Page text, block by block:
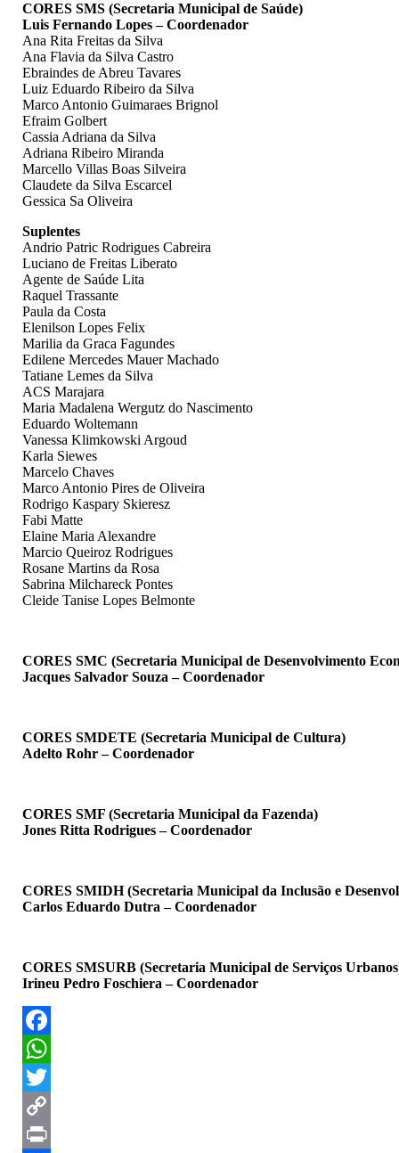
CORES SMS (Secretaria Municipal de Saúde)
Luis Fernando Lopes – Coordenador
Ana Rita Freitas da Silva
Ana Flavia da Silva Castro
Ebraindes de Abreu Tavares
Luiz Eduardo Ribeiro da Silva
Marco Antonio Guimaraes Brignol
Efraim Golbert
Cassia Adriana da Silva
Adriana Ribeiro Miranda
Marcello Villas Boas Silveira
Claudete da Silva Escarcel
Gessica Sa Oliveira
Suplentes
Andrio Patric Rodrigues Cabreira
Luciano de Freitas Liberato
Agente de Saúde Lita
Raquel Trassante
Paula da Costa
Elenilson Lopes Felix
Marilia da Graca Fagundes
Edilene Mercedes Mauer Machado
Tatiane Lemes da Silva
ACS Marajara
Maria Madalena Wergutz do Nascimento
Eduardo Woltemann
Vanessa Klimkowski Argoud
Karla Siewes
Marcelo Chaves
Marco Antonio Pires de Oliveira
Rodrigo Kaspary Skieresz
Fabi Matte
Elaine Maria Alexandre
Marcio Queiroz Rodrigues
Rosane Martins da Rosa
Sabrina Milchareck Pontes
Cleide Tanise Lopes Belmonte
CORES SMC (Secretaria Municipal de Desenvolvimento
Jacques Salvador Souza – Coordenador
CORES SMDETE (Secretaria Municipal de Cultura)
Adelto Rohr – Coordenador
CORES SMF (Secretaria Municipal da Fazenda)
Jones Ritta Rodrigues – Coordenador
CORES SMIDH (Secretaria Municipal da Inclusão e
Carlos Eduardo Dutra – Coordenador
CORES SMSURB (Secretaria Municipal de Serviços
Irineu Pedro Foschiera – Coordenador
Facebook
WhatsApp
Twitter
Copy